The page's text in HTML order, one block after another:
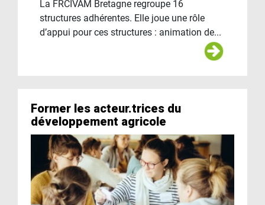
La FRCIVAM Bretagne regroupe 16
structures adhérentes. Elle joue une rôle
d’appui pour ces structures : animation de...
Former les acteur.trices du
développement agricole